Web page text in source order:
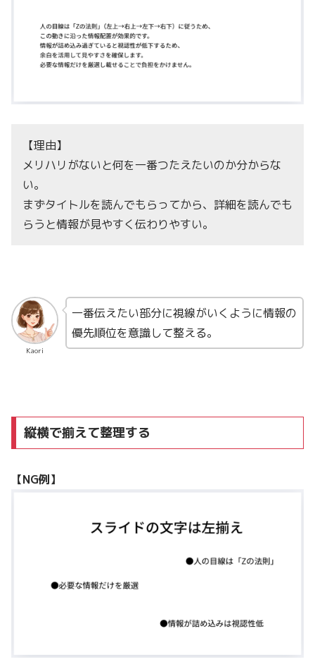
【理由】
メリハリがないと何を一番つたえたいのか分からな
い。
まずタイトルを読んでもらってから、詳細を読んでも
らうと情報が見やすく伝わりやすい。
Kaori
一番伝えたい部分に視線がいくように情報の
優先順位を意識して整える。
縦横で揃えて整理する
【NG例】